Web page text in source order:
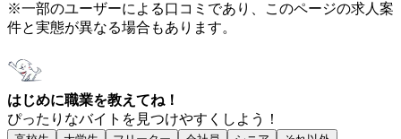
※一部のユーザーによる口コミであり、このページの求人案
件と実態が異なる場合もあります。
はじめに職業を教えてね！
ぴったりなバイトを見つけやすくしよう！